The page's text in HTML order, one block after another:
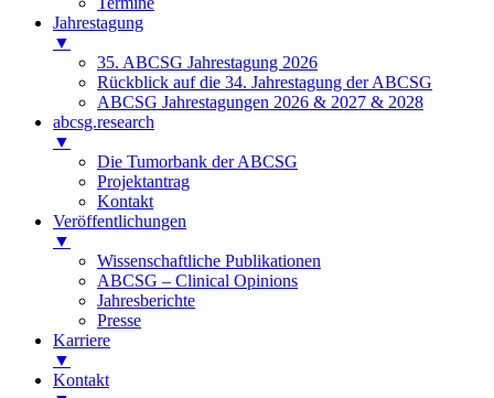
Jahrestagung
▼
35. ABCSG Jahrestagung 2026
Rückblick auf die 34. Jahrestagung der ABCSG
ABCSG Jahrestagungen 2026 & 2027 & 2028
abcsg.research
▼
Die Tumorbank der ABCSG
Projektantrag
Kontakt
Veröffentlichungen
▼
Wissenschaftliche Publikationen
ABCSG – Clinical Opinions
Jahresberichte
Presse
Karriere
▼
Kontakt